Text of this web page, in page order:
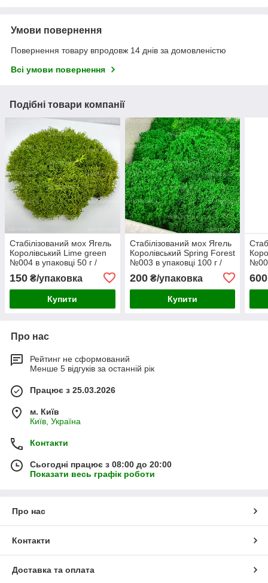
Умови повернення
Повернення товару впродовж 14 днів за домовленістю
Всі умови повернення
Подібні товари компанії
Стабілізований мох Ягель
Королівський Lime green
№004 в упаковці 50 г /
150 ₴/упаковка
Купити
Стабілізований мох Ягель
Королівський Spring Forest
№003 в упаковці 100 г /
200₴/упаковка
Купити
600
Про нас
Рейтинг не сформований
Менше 5 відгуків за останній рік
Працює з 25.03.2026
м. Київ
Київ, Україна
Контакти
Сьогодні працює з 08:00 до 20:00
Показати весь графік роботи
Про нас
Контакти
Доставка та оплата